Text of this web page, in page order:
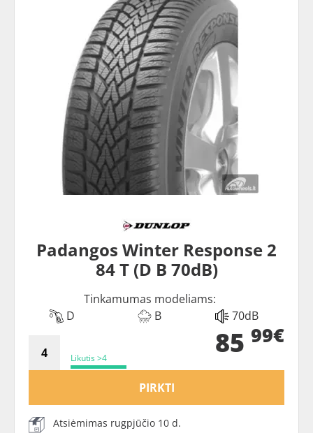
Padangos Winter Response 2
84 T (D B 70dB)
Tinkamumas modeliams:
D
B 70dB
Likutis >4 85 99€
PIRKTI
Atsiėmimas rugpjūčio 10 d.